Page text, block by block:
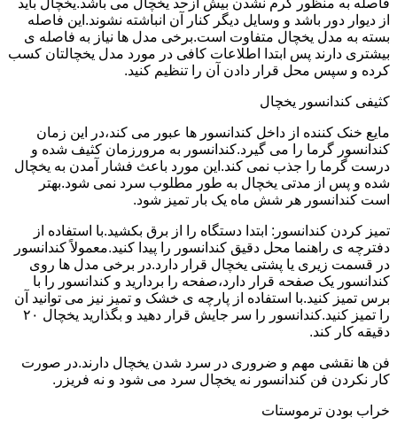
فاصله به منظور گرم نشدن بیش ازحد یخچال می باشد.یخچال باید
از دیوار دور باشد و وسایل دیگر کنار آن انباشته نشوند.این فاصله
بسته به مدل یخچال متفاوت است.برخی مدل ها نیاز به فاصله ی
بیشتری دارند پس ابتدا اطلاعات کافی در مورد مدل یخچالتان کسب
کرده و سپس محل قرار دادن آن را تنظیم کنید.
کثیفی کندانسور یخچال
مایع خنک کننده از داخل کندانسور ها عبور می کند،در این زمان
کندانسور گرما را می گیرد.کندانسور به مرورزمان کثیف شده و
درست گرما را جذب نمی کند.این مورد باعث فشار آمدن به یخچال
شده و پس از مدتی یخچال به طور مطلوب سرد نمی شود.بهتر
است کندانسور هر شش ماه یک بار تمیز شود.
تمیز کردن کندانسور: ابتدا دستگاه را از برق بکشید.با استفاده از
دفترچه ی راهنما محل دقیق کندانسور را پیدا کنید.معمولاً کندانسور
در قسمت زیری یا پشتی یخچال قرار دارد.در برخی مدل ها روی
کندانسور یک صفحه قرار دارد،صفحه را بردارید و کندانسور را با
برس تمیز کنید.با استفاده از پارچه ی خشک و تمیز نیز می توانید آن
را تمیز کنید.کندانسور را سر جایش قرار دهید و بگذارید یخچال ۲۰
دقیقه کار کند.
فن ها نقشی مهم و ضروری در سرد شدن یخچال دارند.در صورت
کار نکردن فن کندانسور نه یخچال سرد می شود و نه فریزر.
خراب بودن ترموستات